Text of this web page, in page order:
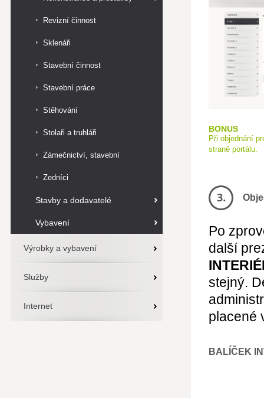
Revizní činnost
Sklenáři
Stavební činnost
Stavební práce
Stěhování
Stolaři a truhláři
Zámečnictví, stavební
zámečnictví
Zedníci
Stavby a dodavatelé
Vybavení
Výrobky a vybavení
Služby
Internet
BONUS
Při objednání
straně portálu.
Po
další
stejný.
placené
BALÍČEK